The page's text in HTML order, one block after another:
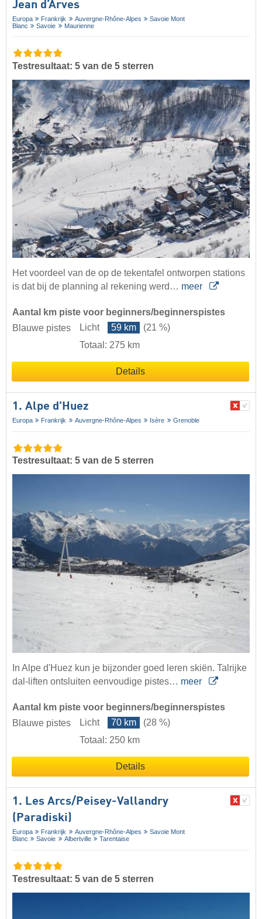
Jean d’Arves
Europa Frankrijk Auvergne-Rhône-Alpes
Savoie Mont
Blanc
Savoie Maurienne
Testresultaat: 5 van de 5 sterren
Het voordeel van de op de tekentafel ontworpen stations
is dat bij de planning al rekening werd… meer
Aantal km piste voor beginners/beginnerspistes
Blauwe pistes
Licht 59 km
(21 %)
Totaal: 275 km
Details
1. Alpe d'Huez
Europa Frankrijk Auvergne-Rhône-Alpes Isère Grenoble
Testresultaat: 5 van de 5 sterren
In Alpe d'Huez kun je bijzonder goed leren skiën. Talrijke
dal-liften ontsluiten eenvoudige pistes… meer
Aantal km piste voor beginners/beginnerspistes
Blauwe pistes
Licht 70 km
(28 %)
Totaal: 250 km
Details
1. Les Arcs/​Peisey-Vallandry
(Paradiski)
Europa Frankrijk Auvergne-Rhône-Alpes
Savoie Mont
Blanc
Savoie Albertville Tarentaise
Testresultaat: 5 van de 5 sterren